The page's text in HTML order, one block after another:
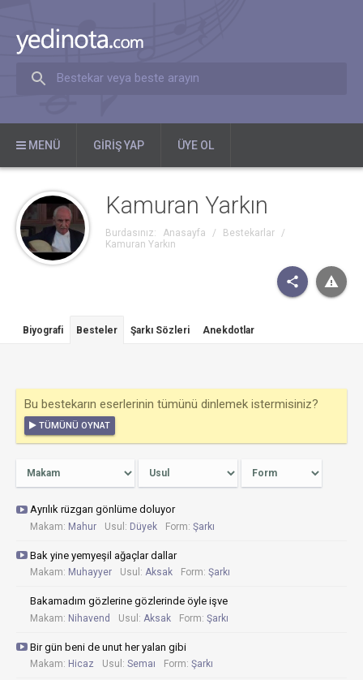
Bestekar veya beste arayın
MENÜ GIRIŞ YAP ÜYE OL
Kamuran Yarkın
Burdasınız: Anasayfa / Bestekarlar
/
Kamuran Yarkın
Biyografi Besteler Şarkı Sözleri Anekdotlar
Bu bestekarın eserlerinin tümünü dinlemek istermisiniz?
TÜMÜNÜ OYNAT
Ayrılık rüzgarı gönlüme doluyor
Makam: Mahur Usul: Düyek Form: Şarkı
Bak yine yemyeşil ağaçlar dallar
Makam: Muhayyer Usul: Aksak Form: Şarkı
Bakamadım gözlerine gözlerinde öyle işve
Makam: Nihavend Usul: Aksak Form: Şarkı
Bir gün beni de unut her yalan gibi
Makam: Hicaz Usul: Semaı Form: Şarkı